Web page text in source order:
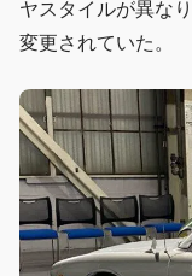
ヤスタイルが異な
変更されていた。